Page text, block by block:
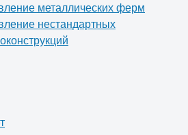
металлических ферм
нестандартных